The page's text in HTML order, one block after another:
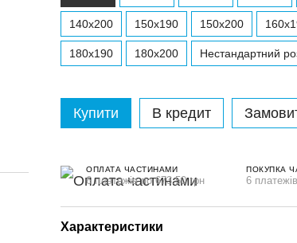
140x200 150x190 150x200
180x190 180x200 Нестандартний
Купити В кредит
ОПЛАТА ЧАСТИНАМИ
6 платежів по 673.50 грн
ПОКУПКА
6
Характеристики